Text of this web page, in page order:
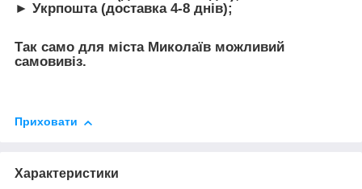
► Укрпошта (доставка 4-8 днів);
Так само для міста Миколаїв можливий
самовивіз.
Приховати
Характеристики